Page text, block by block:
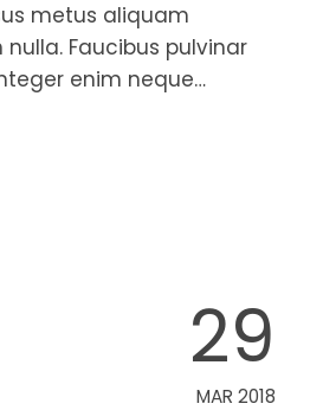
metus aliquam
Faucibus pulvinar
enim neque…
29
MAR 2018